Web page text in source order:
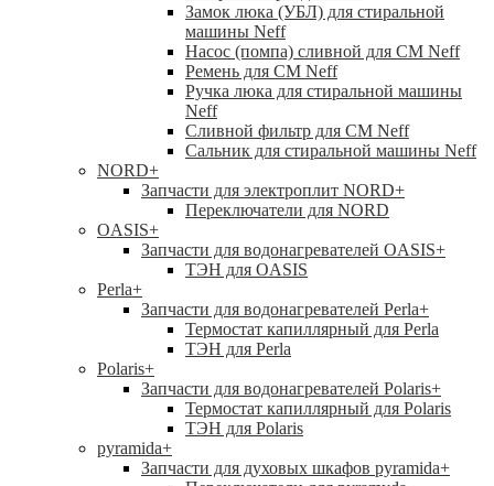
Замок люка (УБЛ) для стиральной
машины Neff
Насос (помпа) сливной для СМ Neff
Ремень для СМ Neff
Ручка люка для стиральной машины
Neff
Сливной фильтр для СМ Neff
Сальник для стиральной машины Neff
NORD+
Запчасти для электроплит NORD+
Переключатели для NORD
OASIS+
Запчасти для водонагревателей OASIS+
ТЭН для OASIS
Perla+
Запчасти для водонагревателей Perla+
Термостат капиллярный для Perla
ТЭН для Perla
Polaris+
Запчасти для водонагревателей Polaris+
Термостат капиллярный для Polaris
ТЭН для Polaris
pyramida+
Запчасти для духовых шкафов pyramida+